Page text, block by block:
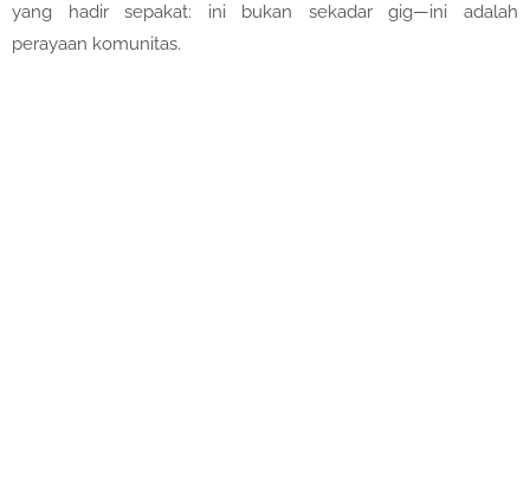
yang hadir sepakat: ini bukan sekadar gig—ini adalah
perayaan komunitas.